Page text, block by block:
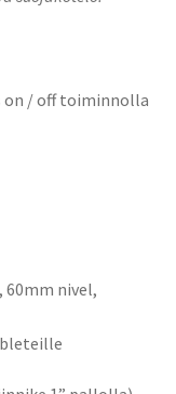
/ off toiminnolla
60mm nivel,